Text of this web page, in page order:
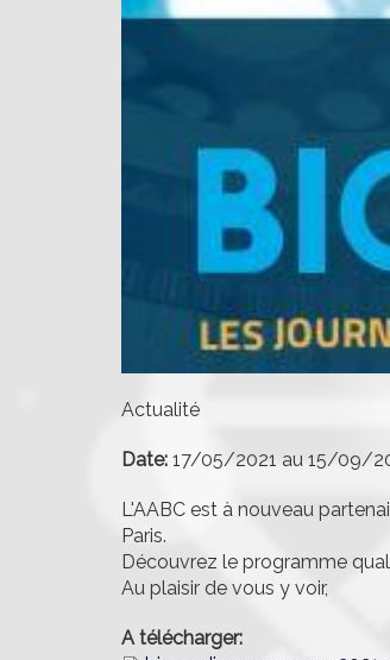
Actualité
Date: 17/05/2021 au 15/09/
L'AABC est à nouveau
Paris.
Découvrez le programme
Au plaisir de vous y voir,
A télécharger: